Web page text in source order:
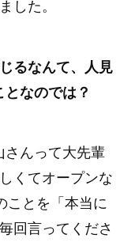
した。
るなんて、人見
なのでは？
んって大先輩
くてオープンな
ことを「本当に
回言ってくださ